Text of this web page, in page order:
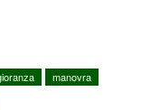
manovra